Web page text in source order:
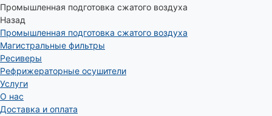
Промышленная подготовка сжатого воздуха
Назад
Промышленная подготовка сжатого воздуха
Магистральные фильтры
Ресиверы
Рефрижераторные осушители
Услуги
О нас
Доставка и оплата